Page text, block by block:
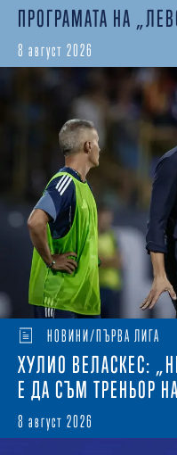
ПРОГРАМАТА НА
8 август 2026
НОВИНИ/ПЪРВА ЛИГА
ХУЛИО ВЕЛАСКЕС:
Е ДА СЪМ ТРЕНЬОР
8 август 2026